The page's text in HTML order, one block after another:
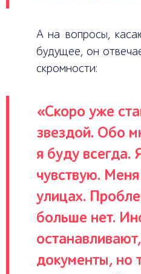
А на вопросы,
будущее, он
скромности:
«Скоро уже
звездой. Обо
я буду всегда.
чувствую.
улицах.
больше нет.
документы, но